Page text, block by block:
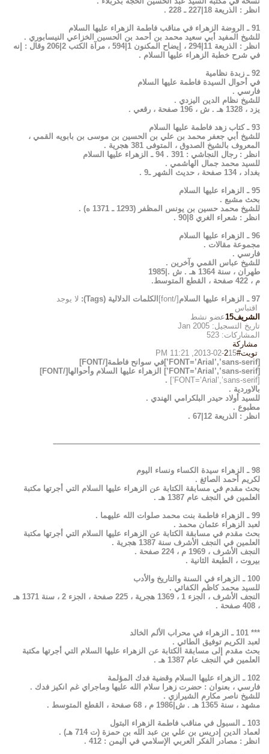
انظر : الذريعة 18|227 ـ 228 .
91 ـ الروضة الزهراء في مناقب فاطمة الزهراء عليها السلام
للشيخ المفيد أبي سعيد محمد بن أحمد بن الحسين الخزاعي النيسابوري .
انظر : الذريعة 11|294 ، إيضاح المكنون 1|594 ، مرآة الكتب 2|206 وقال : إنه
في شرح خطبة الزهراء عليها السلام .
92 ـ زبدة نظامية
في أحوال السيدة فاطمة عليها السلام
فارسي .
للشيخ نظام الدين اليزدي .
يزد ، 1328 هـ . ش ، 196 صفحة ، رقعي .
93 ـ كتاب زهد فاطمة عليها السلام
للشيخ أبي جعفر محمد بن علي بن الحسين بن موسى بن بابويه القمي ،
المعروف بالشيخ الصدوق ، المتوفى 381 هجرية .
انظر : رجال النجاشي : 391 . 94 ـ الزهراء عليها السلام
للسيد محمد جمال الهاشمي .
بغداد ، 134 صفحة ، حديث الشهر ـ9 .
95 ـ الزهراء عليها السلام
بحث مشبع .
للشيخ محمد حسين بن يونس المظفر (1293 ـ 1371 ه) .
انظر : شعراء الغري 8|90 .
96 ـ الزهراء عليها السلام
مجموعة مقالات .
فارسي .
للشيخ عباس القمي وآخرين .
طهران ، سنة 1364 هـ . ش .|1985
م ، 422 صفحة ، القطع المتوسط.
97 ـ الزهراء عليها السلام
[/font] الكلمات الدلالية (Tags):
لا يوجد
اقتباس
الشريف15
عضو نشط
تاريخ التسجيل: Jan 2005
المشاركات: 523
مشاركة
تويت#2
15-02-2013, 11:21 PM
[FONT=’Arial’,’sans-serif’]في سوانح فاطمة[/FONT]
[FONT=’Arial’,’sans-serif’] الزهراء عليها السلام وأحوالها[/FONT]
[FONT=’Arial’,’sans-serif’]
.
بالاوردية .
للسيد أولاد حيدر البلكرامي الهندي .
مطبوع .
انظر : الذريعة 12|67 .
——————————————————————————–
98 ـ الزهراء سيدة الكساء ونساء اليوم
لكريم أحمد الصائغ .
بحث مقدم في مسابقة الكتابة عن الزهراء عليها السلام التي أجرتها مكتبة
العلمين في النجف عام 1387 هـ .
99 ـ الزهراء فاطمة بنت محمد صلوات الله عليهما .
لعبد الزهراء عثمان محمد .
بحث مقدم في مسابقة الكتابة عن الزهراء عليها السلام التي أجرتها مكتبة
العلمين في النجف الأشرف سنة 1387 هجرية .
النجف الأشرف ، 1969 م ، 224 صفحة .
بيروت ، الطبعة الثانية .
100 ـ الزهراء في السنة والتاريخ والأدب
للسيد محمد كاظم الكفائي .
النجف الأشرف ، الجزء 1 ، 1369 هجرية ، 225 صفحة ، الجزء 2 ، سنة 1371 هـ
، 408 صفحة .
*** 101 ـ الزهراء في محراب الألم الخالد
لعبد الكريم توفيق الطائي .
بحث مقدم إلى مسابقة الكتابة عن الزهراء عليها السلام التي أجرتها مكتبة
العلمين في النجف عام 1387 هـ .
102 ـ الزهراء عليها السلام وقضية فدك المؤلمة
فارسي ، بعنوان : حضرت زهرا سلام الله عليها وماجراي غم انكيز فدك .
للشيخ ناصر مكارم الشيرازي .
مشهد ، سنة 1365 هـ . ش|1986 م ، 68 صفحة ، القطع المتوسط .
103 ـ السبول في مناقب فاطمة الزهراء البتول
لعماد الدين إدريس بن علي بن عبد الله بن حمزة (ت 714 هـ) .
انظر : مصادر الفكر العربي الإسلامي في اليمن : 412 .